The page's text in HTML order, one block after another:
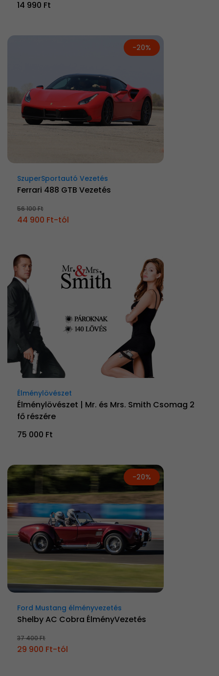
14 990 Ft
-20%
SzuperSportautó Vezetés
Ferrari 488 GTB Vezetés
56 100 Ft
44 900 Ft-tól
Élménylövészet
Élménylövészet | Mr. és Mrs. Smith Csomag 2
fő részére
75 000 Ft
-20%
Ford Mustang élményvezetés
Shelby AC Cobra ÉlményVezetés
37 400 Ft
29 900 Ft-tól